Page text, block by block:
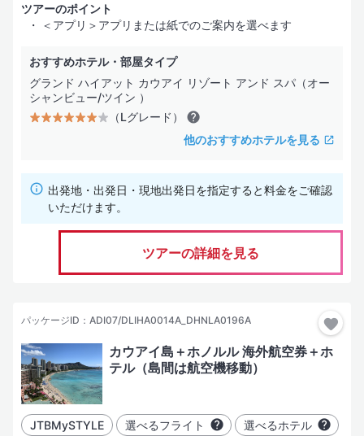
る経済的なホテル
（Dグレード）
価格優先型のサービス・施設内容
（Eグレード）
サービス・施設は効率を重視した最低限の装備
お部屋タイプ
コネクティングルーム
水上コテージ
ヴィラ
ホテル設備・サービス
ツアーのポイント
＜アプリ＞アプリまたは紙でのご案内を選べます
おすすめホテル・部屋タイプ
グランド ハイアット カウアイ リゾート アンド スパ（オー
シャンビュー/ツイン ）
（Lグレード）
他のおすすめホテルを見る
出発地・出発日・現地出発日を指定すると料金をご確認
いただけます。
ツアーの詳細を見る
パッケージID：ADI07/DLIHA0014A_DHNLA0196A
カウアイ島＋ホノルル 海外航空券＋ホ
テル（島間は航空機移動）
JTBMySTYLE 選べるフライト 選べるホテル